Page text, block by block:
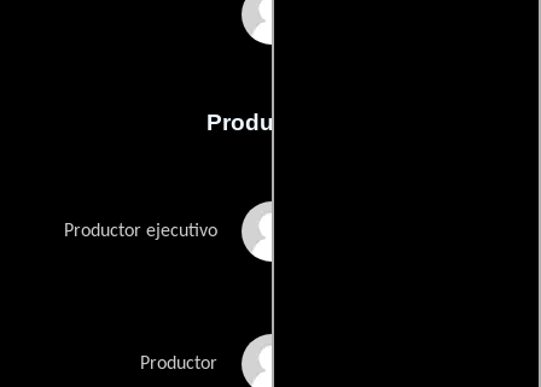
Producción
Productor ejecutivo
Productor